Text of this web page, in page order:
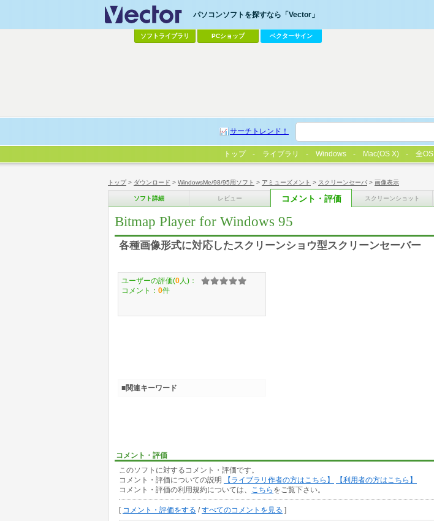
トップ> ダウンロード > WindowsMe/98/95用ソフト > アミューズメント > スクリーンセーバ > 画像表示
ソフト詳細 レビュー コメント・評価 スクリーンショット
Bitmap Player for Windows 95
各種画像形式に対応したスクリーンショウ型スクリーンセーバー
コメント・評価
このソフトに対するコメント・評価です。
コメント・評価についての説明
【ライブラリ作者の方はこちら】
【利用者の方はこちら】
コメント・評価の利用規約については、
こちら をご覧下さい。
[ コメント・評価をする /すべてのコメントを見る ]
ユーザーの評価(0 人)：
コメント： 0件
■関連キーワード
パソコンソフトを探すなら「Vector」
ソフトライブラリ PCショップ ベクターサイン
サーチトレンド！
トップ ライブラリ Windows Mac(OS X) 全OS